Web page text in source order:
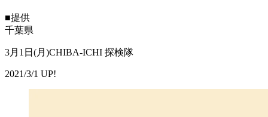
■提供
千葉県
3月1日(月)CHIBA-ICHI 探検隊
2021/3/1 UP!